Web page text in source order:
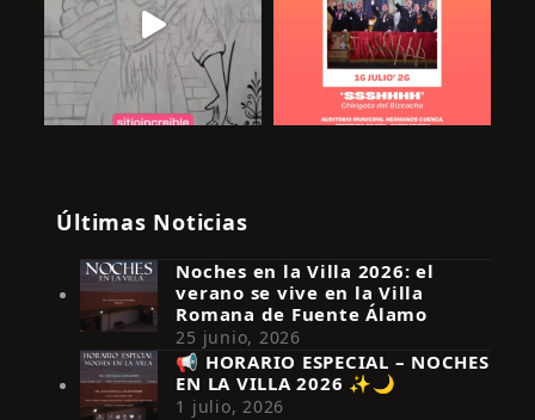
Síguenos en Instagram
Últimas Noticias
Noches en la Villa 2026: el
verano se vive en la Villa
Romana de Fuente Álamo
25 junio, 2026
📢 HORARIO ESPECIAL – NOCHES
EN LA VILLA 2026 ✨🌙
1 julio, 2026